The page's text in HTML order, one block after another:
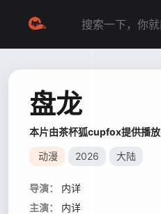
盘龙
本片由茶杯狐cupfox提供播放
动漫 2026 大陆
导演：
内详
主演：
内详